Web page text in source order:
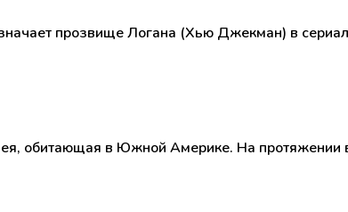
прозвище Логана (Хью Джекман) в
обитающая в Южной Америке. На